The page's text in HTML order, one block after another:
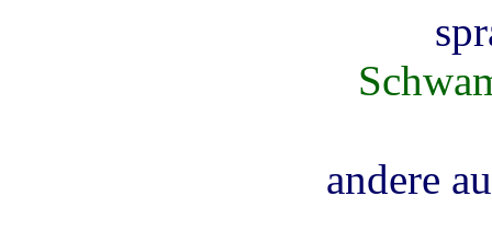
andere